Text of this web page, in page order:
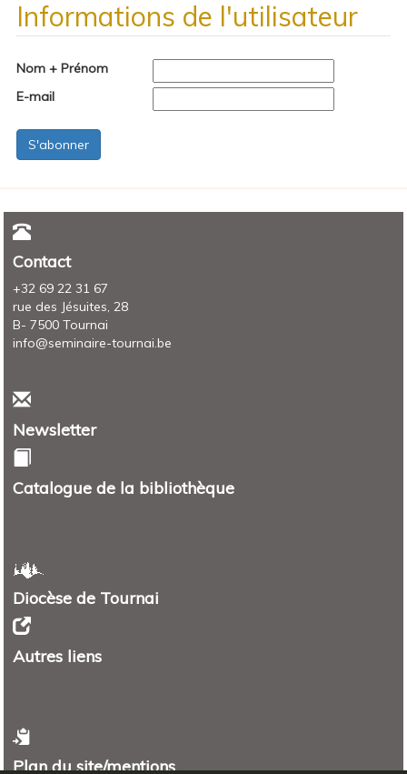
Informations de l'utilisateur
Nom + Prénom
E-mail
Contact
+32 69 22 31 67
rue des Jésuites, 28
B- 7500 Tournai
info@seminaire-tournai.be
Newsletter
Catalogue de la bibliothèque
Diocèse de Tournai
Autres liens
Plan du site/mentions